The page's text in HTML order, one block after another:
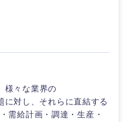
様々な業界の
対し、それらに直結する
需給計画・調達・生産・